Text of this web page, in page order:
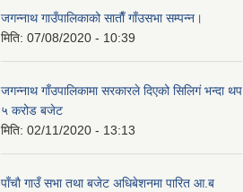
जगन्नाथ गाउँपालिकाको साताैँ गाँउसभा सम्पन्न।
मिति: 07/08/2020 - 10:39
जगन्नाथ गाँउपालिकामा सरकारले दिएको सिलिगं भन्दा थप
५ करोड बजेट
मिति: 02/11/2020 - 13:13
पाँचाै गाउँ सभा तथा बजेट अधिबेशनमा पारित आ.ब